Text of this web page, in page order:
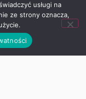
Edukacyjny
uczniowie
usługi na
ze strony oznacza,